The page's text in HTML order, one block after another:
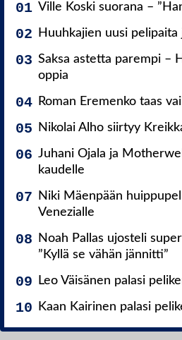
Ville Koski suorana –
Huuhkajien uusi pelipaita
Saksa astetta parempi –
oppia
Roman Eremenko taas
Nikolai Alho siirtyy
Juhani Ojala ja
kaudelle
Niki Mäenpään
Venezialle
Noah Pallas ujosteli
”Kyllä se vähän jännitti”
Leo Väisänen palasi
Kaan Kairinen palasi